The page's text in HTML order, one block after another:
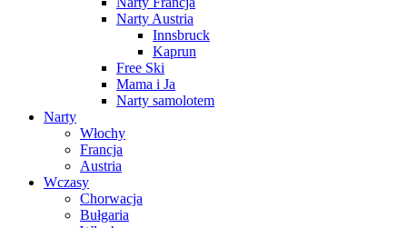
Narty Austria
Innsbruck
Kaprun
Free Ski
Mama i Ja
Narty samolotem
Narty
Włochy
Francja
Austria
Wczasy
Chorwacja
Bułgaria